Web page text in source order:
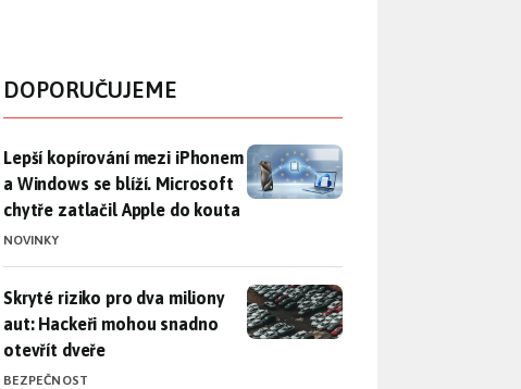
DOPORUČUJEME
Lepší kopírování mezi iPhonem a Windows se blíží. Microsoft
Lepší kopírování mezi iPhonem
a Windows se blíží. Microsoft
chytře zatlačil Apple do kouta
NOVINKY
Skryté riziko pro dva miliony aut: Hackeři mohou snadno otevřít
Skryté riziko pro dva miliony
aut: Hackeři mohou snadno
otevřít dveře
BEZPEČNOST